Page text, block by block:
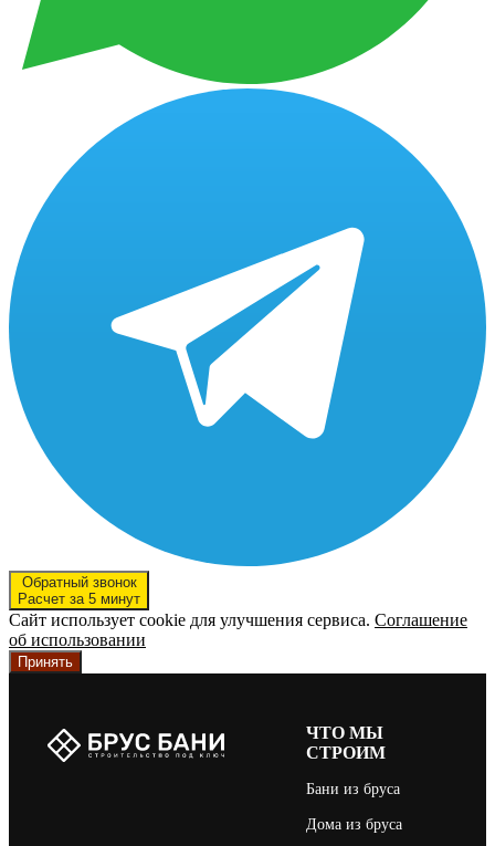
Обратный звонок
Расчет за 5 минут
Сайт использует cookie для улучшения сервиса. Соглашение
об использовании
Принять
ЧТО МЫ
СТРОИМ
Бани из бруса
Дома из бруса